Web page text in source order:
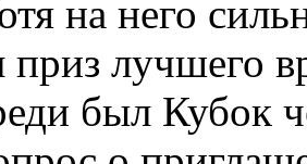
на него
приз лучшего
был Кубок